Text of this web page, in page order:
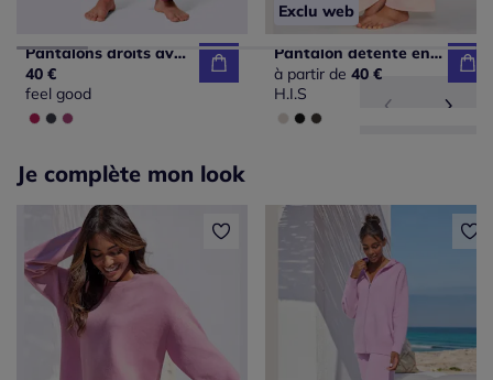
Pantalons droits avec ceinture élastique et deux poches
40 €
feel good
Exclu web
Pantalon détente en matière douce avec jambes droites et patte de boutonnage
à partir de 40 €
H.I.S
Je complète mon look